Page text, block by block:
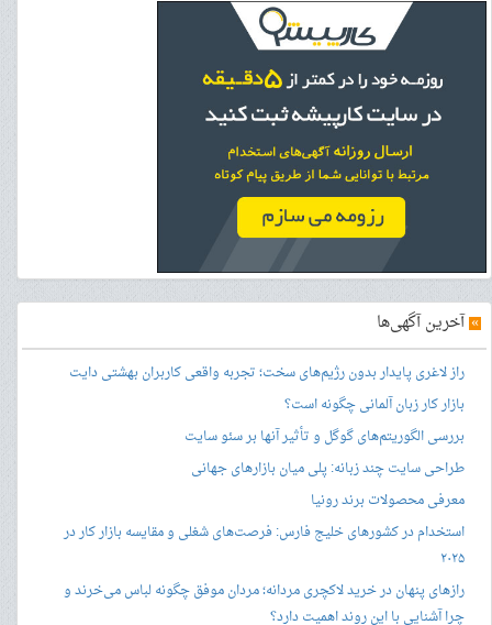
»آخرین آگهی‌ها
راز لاغری پایدار بدون رژیم‌های سخت؛ تجربه واقعی کاربران بهشتی دایت
بازار کار زبان آلمانی چگونه است؟
بررسی الگوریتم‌های گوگل و تأثیر آنها بر سئو سایت
طراحی سایت چند زبانه: پلی میان بازارهای جهانی
معرفی محصولات برند رونیا
استخدام در کشورهای خلیج فارس: فرصت‌های شغلی و مقایسه بازار کار در
۲۰۲۵
رازهای پنهان در خرید لاکچری مردانه؛ مردان موفق چگونه لباس می‌خرند و
چرا آشنایی با این روند اهمیت دارد؟